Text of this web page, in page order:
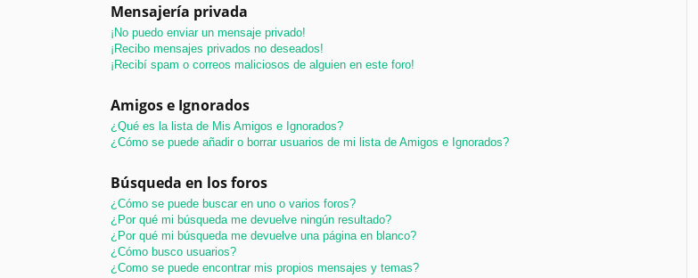
Mensajería privada
¡No puedo enviar un mensaje privado!
¡Recibo mensajes privados no deseados!
¡Recibí spam o correos maliciosos de alguien en este foro!
Amigos e Ignorados
¿Qué es la lista de Mis Amigos e Ignorados?
¿Cómo se puede añadir o borrar usuarios de mi lista de Amigos e Ignorados?
Búsqueda en los foros
¿Cómo se puede buscar en uno o varios foros?
¿Por qué mi búsqueda me devuelve ningún resultado?
¿Por qué mi búsqueda me devuelve una página en blanco?
¿Cómo busco usuarios?
¿Como se puede encontrar mis propios mensajes y temas?